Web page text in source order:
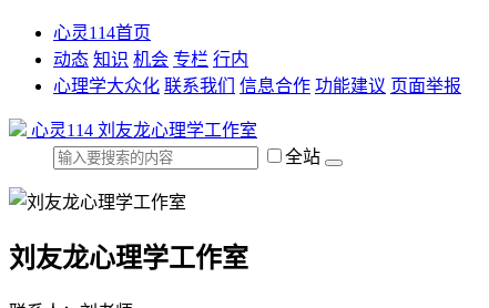
心灵114首页
动态 知识 机会 专栏 行内
心理学大众化 联系我们 信息合作 功能建议 页面举报
心灵114 刘友龙心理学工作室
全站
刘友龙心理学工作室